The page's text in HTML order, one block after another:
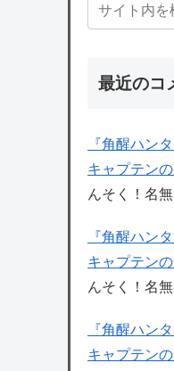
最近のコ
『角醒ハン
キャプテン
んそく！名
『角醒ハン
キャプテン
んそく！名
『角醒ハン
キャプテン